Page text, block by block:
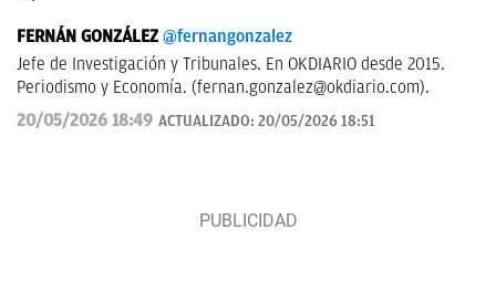
FERNÁN GONZÁLEZ @fernangonzalez
Jefe de Investigación y Tribunales. En OKDIARIO desde 2015.
Periodismo y Economía. (fernan.gonzalez@okdiario.com).
20/05/2026 18:49 ACTUALIZADO: 20/05/2026 18:51